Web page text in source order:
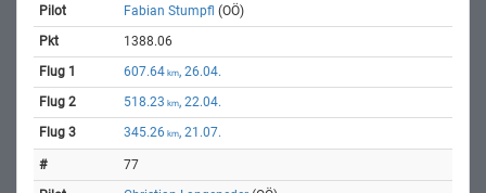
Fabian Stumpfl (OÖ)
1388.06
607.64 km, 26.04.
518.23 km, 22.04.
345.26 km, 21.07.
77